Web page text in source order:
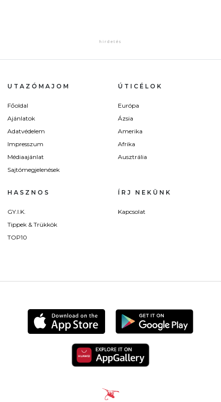
UTAZÓMAJOM
Főoldal
Ajánlatok
Adatvédelem
Impresszum
Médiaajánlat
Sajtómegjelenések
ÚTICÉLOK
Európa
Ázsia
Amerika
Afrika
Ausztrália
HASZNOS
GY.I.K.
Tippek & Trükkök
TOP10
ÍRJ NEKÜNK
Kapcsolat